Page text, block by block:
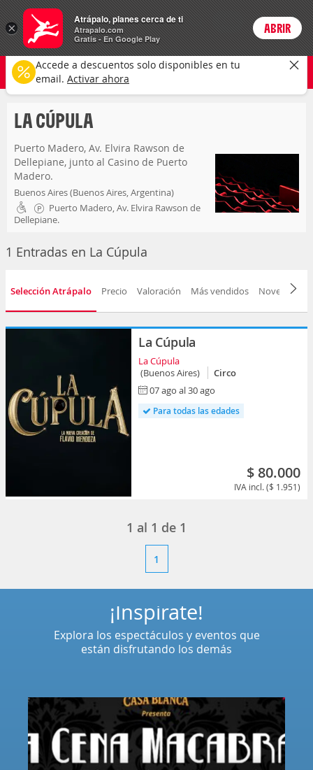
Entradas Precios enPeso
ARSCambiar moneda
Login
la cúpula
Cualquier tipo Cualquier fecha
CAMBIAR
LA CÚPULA
Puerto Madero, Av. Elvira Rawson de
Dellepiane, junto al Casino de Puerto
Madero.
Buenos Aires (Buenos Aires, Argentina)
Puerto Madero, Av. Elvira Rawson de
Dellepiane.
1 Entradas en La Cúpula
Selección Atrápalo Precio Valoración Más vendidos Novedad
La Cúpula
La Cúpula
(Buenos Aires)
Circo
07 ago al 30 ago
Para todas las edades
$ 80.000
IVA incl. ($ 1.951)
1 al 1 de 1
1
¡Inspírate!
Explora los espectáculos y eventos que
están disfrutando los demás
×
Atrápalo, planes cerca de ti
Atrapalo.com
Gratis - En Google Play
ABRIR
Accede a descuentos solo disponibles en tu
email. Activar ahora